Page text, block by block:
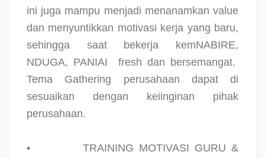
ini juga mampu menjadi menanamkan value
dan menyuntikkan motivasi kerja yang baru,
sehingga saat bekerja kemNABIRE,
NDUGA, PANIAI
fresh dan bersemangat.
Tema Gathering perusahaan dapat di
sesuaikan dengan keiinginan pihak
perusahaan.
•
TRAINING MOTIVASI GURU &